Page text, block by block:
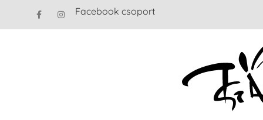
Facebook csoport